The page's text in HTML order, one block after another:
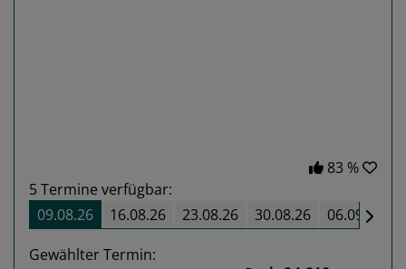
83 %
5Termine verfügbar:
09.08.26
16.08.26 23.08.26 30.08.26 06.09.26
Gewählter Termin: